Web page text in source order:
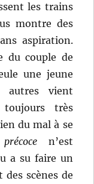
les trains
montre des
aspiration.
du couple de
une jeune
autres vient
toujours très
du mal à se
n’est
a su faire un
scènes de